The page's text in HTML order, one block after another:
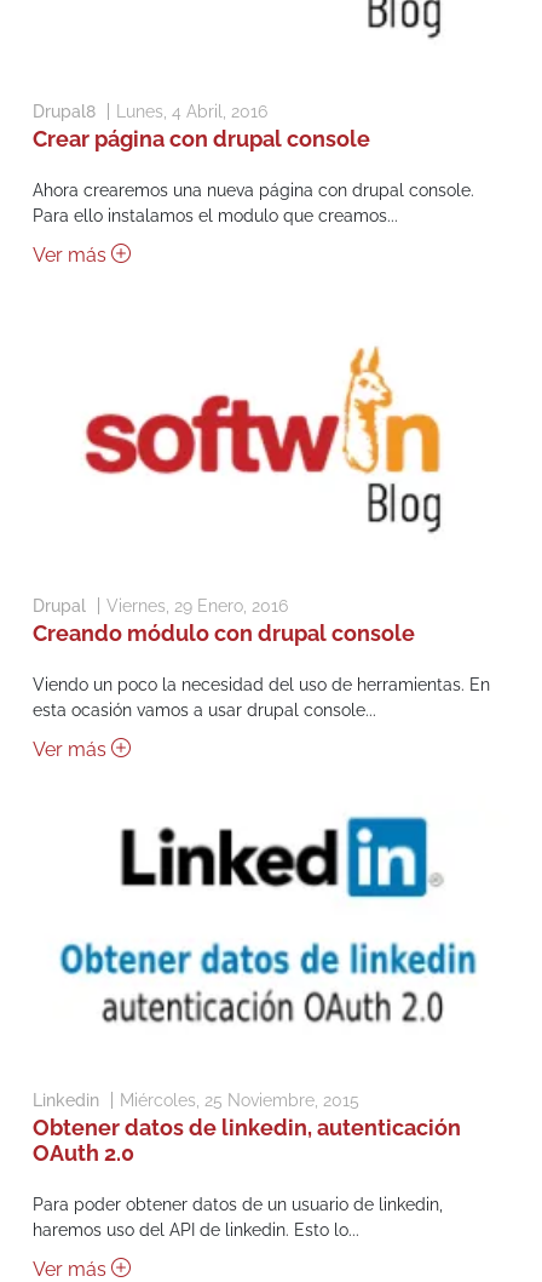
Drupal8 Lunes, 4 Abril, 2016
Crear página con drupal console
Ahora crearemos una nueva página con drupal console.
Para ello instalamos el modulo que creamos...
Ver más
Drupal Viernes, 29 Enero, 2016
Creando módulo con drupal console
Viendo un poco la necesidad del uso de herramientas. En
esta ocasión vamos a usar drupal console...
Ver más
Linkedin Miércoles, 25 Noviembre, 2015
Obtener datos de linkedin, autenticación
OAuth 2.0
Para poder obtener datos de un usuario de linkedin,
haremos uso del API de linkedin. Esto lo...
Ver más